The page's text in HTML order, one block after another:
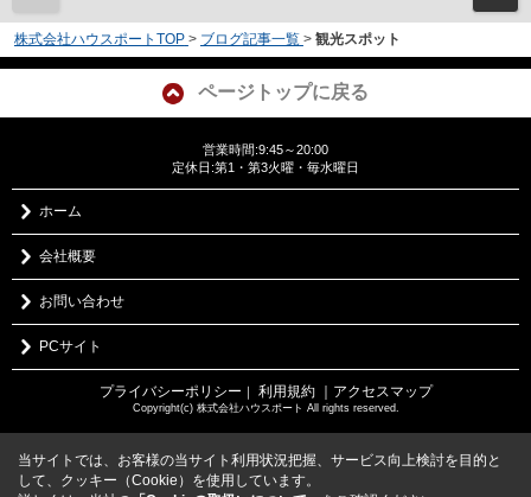
株式会社ハウスポートTOP > ブログ記事一覧 > 観光スポット
ページトップに戻る
営業時間:9:45～20:00
定休日:第1・第3火曜・毎水曜日
ホーム
会社概要
お問い合わせ
PCサイト
プライバシーポリシー ｜ 利用規約 ｜アクセスマップ
Copyright(c) 株式会社ハウスポート All rights reserved.
当サイトでは、お客様の当サイト利用状況把握、サービス向上検討を目的と
して、クッキー（Cookie）を使用しています。